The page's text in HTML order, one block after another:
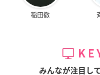
稲田徹
みんなが注目し